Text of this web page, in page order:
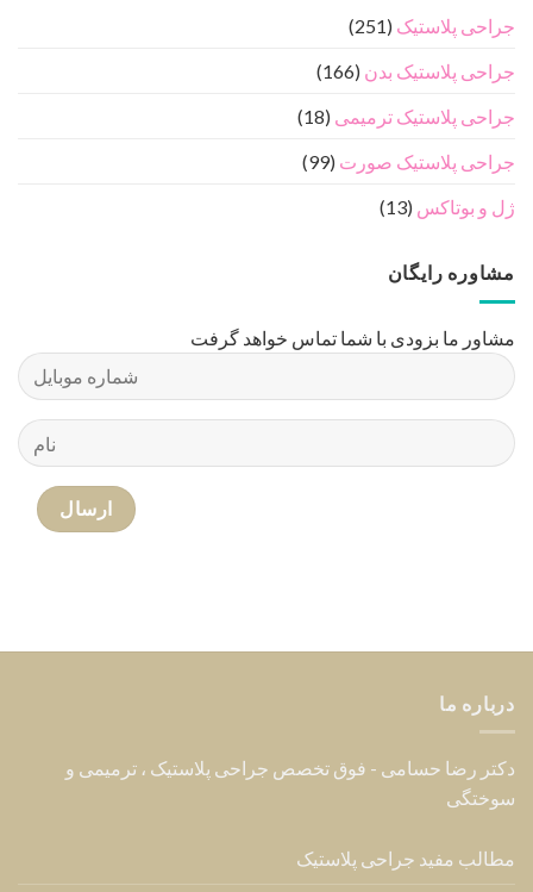
جراحی پلاستیک (251)
جراحی پلاستیک بدن (166)
جراحی پلاستیک ترمیمی (18)
جراحی پلاستیک صورت (99)
ژل و بوتاکس (13)
مشاوره رایگان
مشاور ما بزودی با شما تماس خواهد گرفت
درباره ما
دکتر رضا حسامی - فوق تخصص جراحی پلاستیک ، ترمیمی و
سوختگی
مطالب مفید جراحی پلاستیک